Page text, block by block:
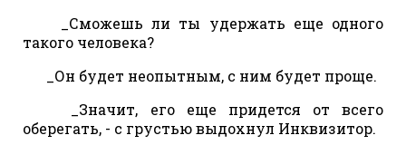
_Сможешь ли ты удержать еще одного
такого человека?
_Он будет неопытным, с ним будет проще.
_Значит, его еще придется от всего
оберегать, - с грустью выдохнул Инквизитор.